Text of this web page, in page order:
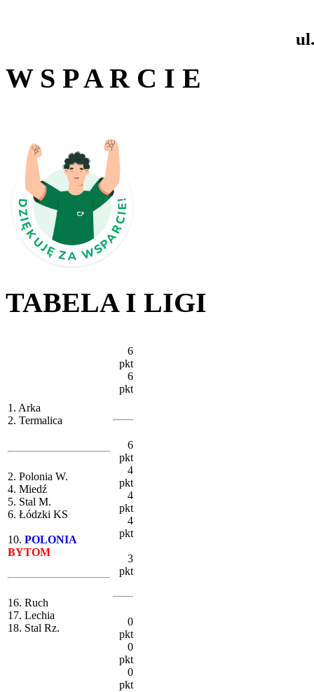
W S P A R C I E
TABELA I LIGI
1. Arka
2. Termalica
2. Polonia W.
4. Miedź
5. Stal M.
6. Łódzki KS
10. POLONIA
BYTOM
16. Ruch
17. Lechia
18. Stal Rz.
6
pkt
6
pkt
6
pkt
4
pkt
4
pkt
4
pkt
3
pkt
0
pkt
0
pkt
0
pkt